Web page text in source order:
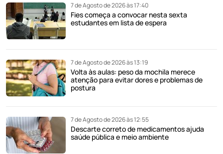
7 de Agosto de 2026 às 17:40
Fies começa a convocar nesta sexta
estudantes em lista de espera
7 de Agosto de 2026 às 13:19
Volta às aulas: peso da mochila merece
atenção para evitar dores e problemas de
postura
7 de Agosto de 2026 às 12:55
Descarte correto de medicamentos ajuda
saúde pública e meio ambiente